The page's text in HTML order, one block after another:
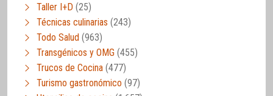
Taller I+D (25)
Técnicas culinarias (243)
Todo Salud (963)
Transgénicos y OMG (455)
Trucos de Cocina (477)
Turismo gastronómico (97)